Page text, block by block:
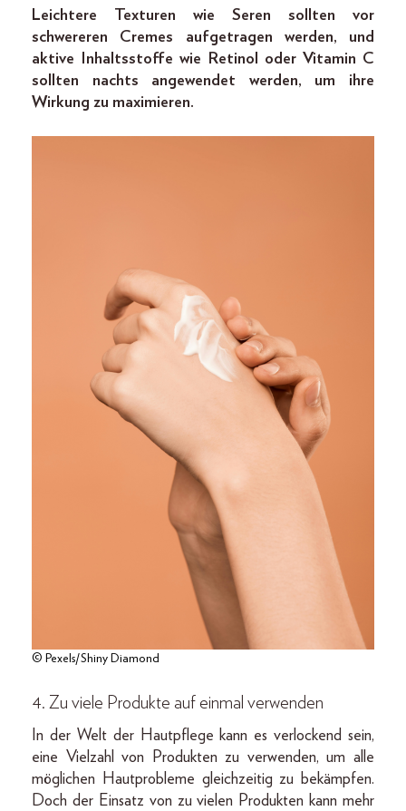
Leichtere Texturen wie Seren sollten vor
schwereren Cremes aufgetragen werden, und
aktive Inhaltsstoffe wie Retinol oder Vitamin C
sollten nachts angewendet werden, um ihre
Wirkung zu maximieren.
© Pexels/Shiny Diamond
4. Zu viele Produkte auf einmal verwenden
In der Welt der Hautpflege kann es verlockend sein,
eine Vielzahl von Produkten zu verwenden, um alle
möglichen Hautprobleme gleichzeitig zu bekämpfen.
Doch der Einsatz von zu vielen Produkten kann mehr